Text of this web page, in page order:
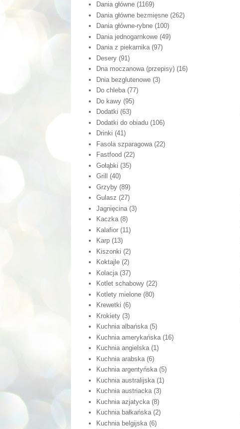
Dania główne (1169)
Dania główne bezmięsne (262)
Dania główne-rybne (100)
Dania jednogarnkowe (49)
Dania z piekarnika (97)
Desery (91)
Dna moczanowa (przepisy) (16)
Dnia bezglutenowe (3)
Do chleba (77)
Do kawy (95)
Dodatki (63)
Dodatki do obiadu (106)
Drinki (41)
Fasola szparagowa (22)
Fastfood (22)
Gołąbki (35)
Grill
(40)
Grzyby (89)
Gulasz (27)
Jagnięcina (3)
Kaczka (8)
Kalafior (11)
Karp (13)
Kiszonki (2)
Koktajle (2)
Kolacja (37)
Kotlet schabowy (22)
Kotlety mielone (80)
Krewetki (6)
Krokiety (3)
Kuchnia albańska (5)
Kuchnia amerykańska (16)
Kuchnia angielska (1)
Kuchnia arabska (6)
Kuchnia argentyńska (5)
Kuchnia australijska (1)
Kuchnia austriacka (3)
Kuchnia azjatycka (8)
Kuchnia bałkańska (2)
Kuchnia belgijska (6)